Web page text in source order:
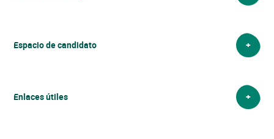
Espacio de candidato
Enlaces útiles